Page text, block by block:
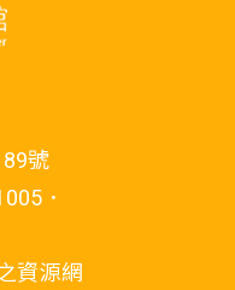
號
．
資源網